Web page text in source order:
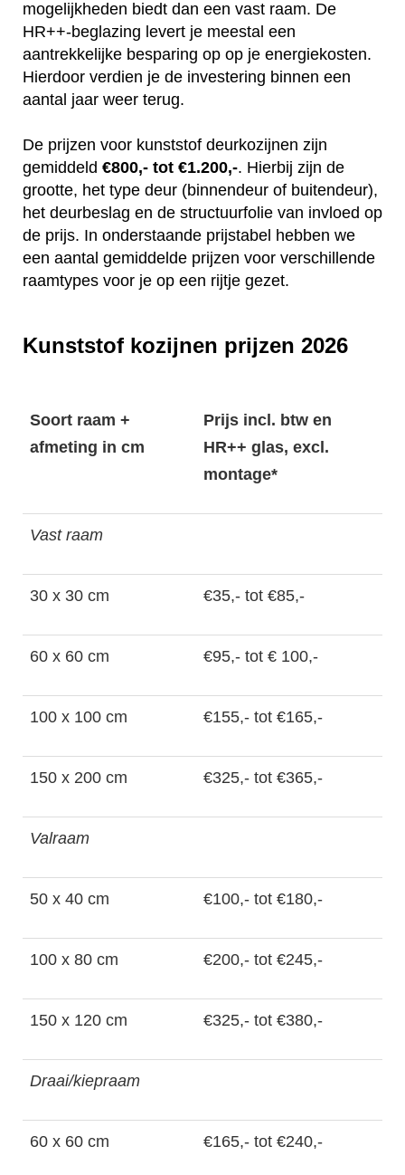
mogelijkheden biedt dan een vast raam. De
HR++-beglazing levert je meestal een
aantrekkelijke besparing op op je energiekosten.
Hierdoor verdien je de investering binnen een
aantal jaar weer terug.
De prijzen voor kunststof deurkozijnen zijn
gemiddeld €800,- tot €1.200,-. Hierbij zijn de
grootte, het type deur (binnendeur of buitendeur),
het deurbeslag en de structuurfolie van invloed op
de prijs. In onderstaande prijstabel hebben we
een aantal gemiddelde prijzen voor verschillende
raamtypes voor je op een rijtje gezet.
Kunststof kozijnen prijzen 2026
Soort raam +
afmeting in cm
Prijs incl. btw en
HR++ glas, excl.
montage*
Vast raam
30 x 30 cm €35,- tot €85,-
60 x 60 cm €95,- tot € 100,-
100 x 100 cm €155,- tot €165,-
150 x 200 cm €325,- tot €365,-
Valraam
50 x 40 cm €100,- tot €180,-
100 x 80 cm €200,- tot €245,-
150 x 120 cm €325,- tot €380,-
Draai/kiepraam
60 x 60 cm €165,- tot €240,-